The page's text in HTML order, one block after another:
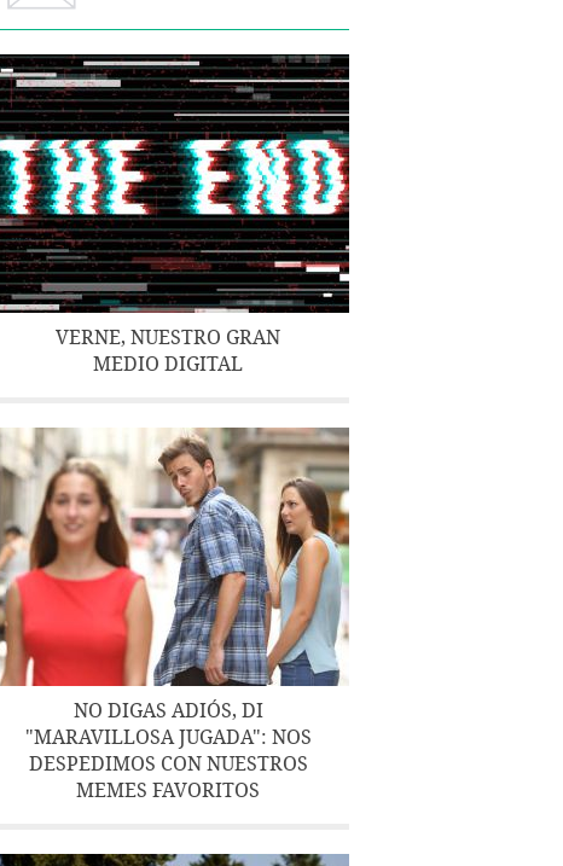
VERNE, NUESTRO GRAN
MEDIO DIGITAL
NO DIGAS ADIÓS, DI
"MARAVILLOSA JUGADA": NOS
DESPEDIMOS CON NUESTROS
MEMES FAVORITOS